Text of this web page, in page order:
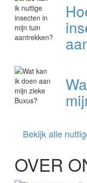
Bekijk alle
OVER